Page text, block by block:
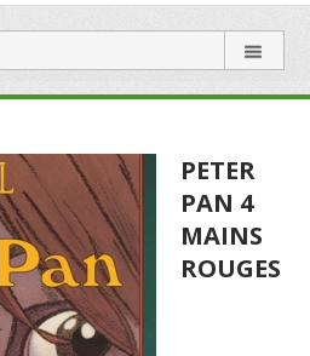
PETER
PAN 4
MAINS
ROUGES